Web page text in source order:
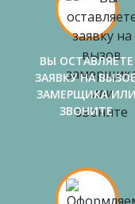
ВЫ ОСТАВЛЯЕТЕ
ЗАЯВКУ НА
ЗАМЕРЩИКА ИЛИ
ЗВОНИТЕ